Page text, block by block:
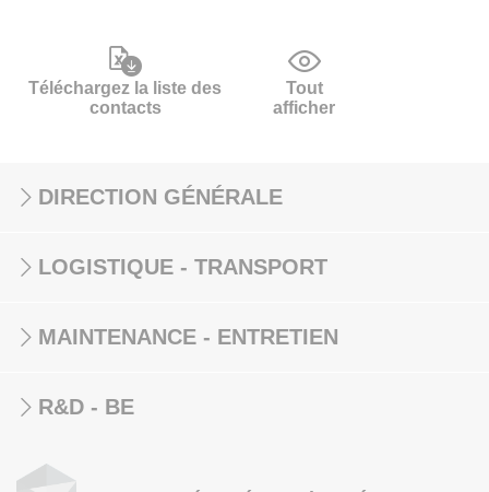
Téléchargez la liste des
contacts
Tout
afficher
DIRECTION GÉNÉRALE
LOGISTIQUE - TRANSPORT
MAINTENANCE - ENTRETIEN
R&D - BE